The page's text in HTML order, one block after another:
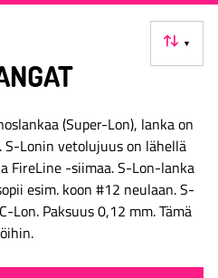
▼
(Super-Lon), lanka on
S-Lonin vetolujuus on lähellä
FireLine -siimaa. S-Lon-lanka
esim. koon #12 neulaan. S-
Lon. Paksuus 0,12 mm. Tämä